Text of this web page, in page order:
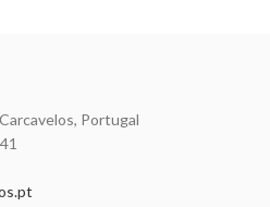
Portugal